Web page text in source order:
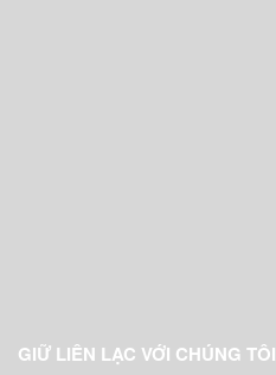
GIỮ LIÊN LẠC VỚI CHÚNG TÔI